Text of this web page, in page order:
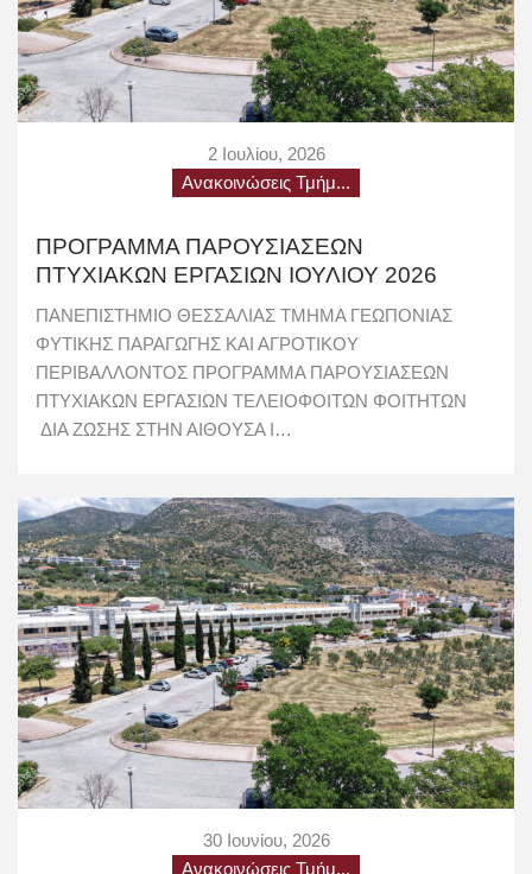
2 Ιουλίου, 2026
Ανακοινώσεις Τμήμ...
ΠΡΟΓΡΑΜΜΑ ΠΑΡΟΥΣΙΑΣΕΩΝ
ΠΤΥΧΙΑΚΩΝ ΕΡΓΑΣΙΩΝ ΙΟΥΛΙΟΥ 2026
ΠΑΝΕΠΙΣΤΗΜΙΟ ΘΕΣΣΑΛΙΑΣ ΤΜΗΜΑ ΓΕΩΠΟΝΙΑΣ
ΦΥΤΙΚΗΣ ΠΑΡΑΓΩΓΗΣ ΚΑΙ ΑΓΡΟΤΙΚΟΥ
ΠΕΡΙΒΑΛΛΟΝΤΟΣ ΠΡΟΓΡΑΜΜΑ ΠΑΡΟΥΣΙΑΣEΩΝ
ΠΤΥΧΙΑΚΩΝ ΕΡΓΑΣΙΩΝ ΤΕΛΕΙΟΦΟΙΤΩΝ ΦΟΙΤΗΤΩΝ
ΔΙΑ ΖΩΣΗΣ ΣΤΗΝ ΑΙΘΟΥΣΑ Ι…
30 Ιουνίου, 2026
Ανακοινώσεις Τμήμ...